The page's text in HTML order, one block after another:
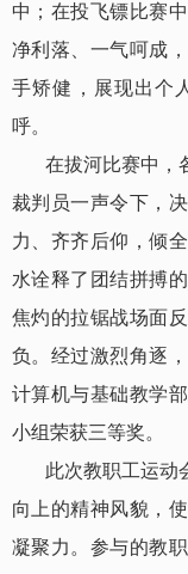
中；在投飞镖比赛
净利落、一气呵成
手矫健，展现出个
呼。
在拔河比赛中，
裁判员一声令下，
力、齐齐后仰，倾
水诠释了团结拼搏
焦灼的拉锯战场面
负。经过激烈角逐
计算机与基础教学
小组荣获三等奖。
此次教职工运动
向上的精神风貌，
凝聚力。参与的教